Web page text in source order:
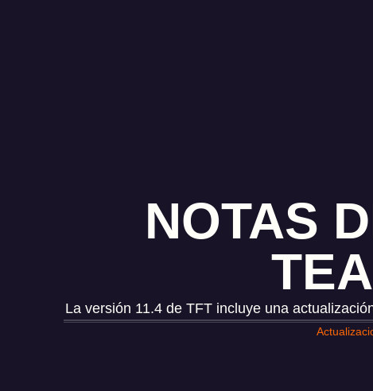
NOTAS
La versión 11.4 de TFT incluye una